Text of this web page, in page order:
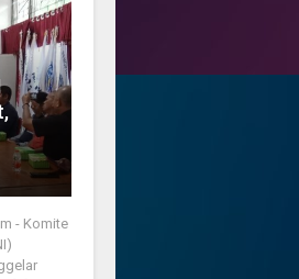
- Komite